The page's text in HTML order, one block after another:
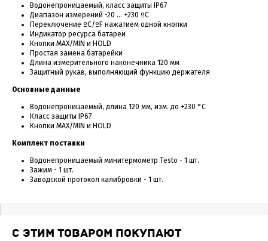
Водонепроницаемый, класс защиты IP67
Диапазон измерений -20 ... +230 ºC
Переключение ºC/ºF нажатием одной кнопки
Индикатор ресурса батареи
Кнопки MAX/MIN и HOLD
Простая замена батарейки
Длина измерительного наконечника 120 мм
Защитный рукав, выполняющий функцию держателя
Основные данные
Водонепроницаемый, длина 120 мм, изм. до +230 °C
Класс защиты IP67
Кнопки MAX/MIN и HOLD
Комплект поставки
Водонепроницаемый минитермометр Testo - 1 шт.
Зажим - 1 шт.
Заводской протокол калибровки - 1 шт.
С ЭТИМ ТОВАРОМ ПОКУПАЮТ